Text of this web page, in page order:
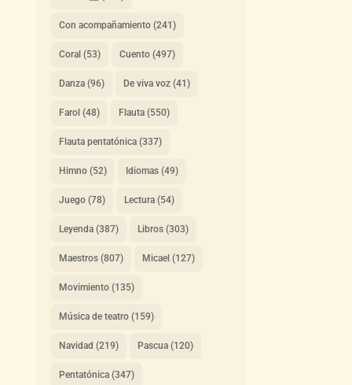
Con acompañamiento(241)
Coral (53) Cuento(497)
Danza(96) De viva voz(41)
Farol (48) Flauta(550)
Flauta pentatónica(337)
Himno(52) Idiomas(49)
Juego(78) Lectura(54)
Leyenda(387) Libros(303)
Maestros(807) Micael (127)
Movimiento(135)
Música de teatro(159)
Navidad (219) Pascua(120)
Pentatónica(347)